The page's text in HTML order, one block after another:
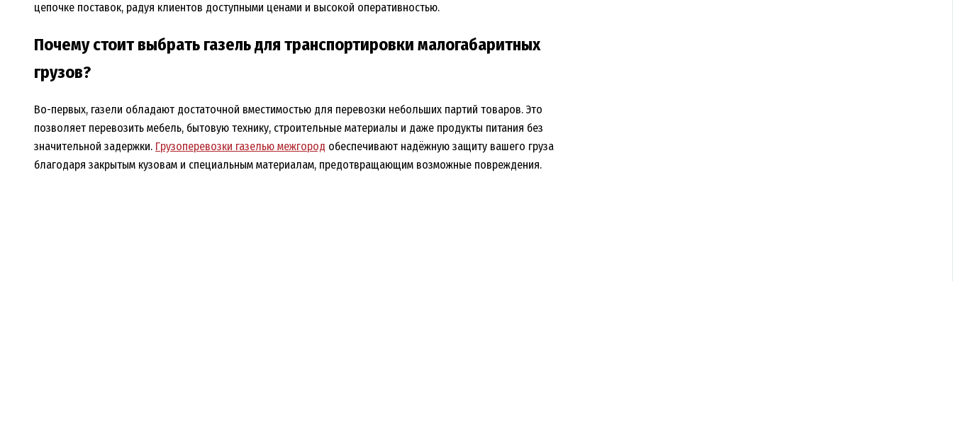
цепочке поставок, радуя клиентов доступными ценами и высокой оперативностью.
Почему стоит выбрать газель для транспортировки малогабаритных
грузов?
Во-первых, газели обладают достаточной вместимостью для перевозки небольших партий товаров. Это
позволяет перевозить мебель, бытовую технику, строительные материалы и даже продукты питания без
значительной задержки. Грузоперевозки газелью межгород обеспечивают надёжную защиту вашего груза
благодаря закрытым кузовам и специальным материалам, предотвращающим возможные повреждения.